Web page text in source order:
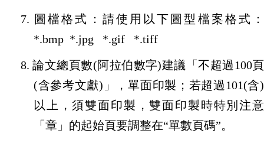
7. 圖檔格式：請使用以下圖型檔案格式：
*.bmp *.jpg *.gif *.tiff
8.論文總頁數(阿拉伯數字)建議「不超過100頁
(含參考文獻) 」，單面印製；若超過101(含)
以上，須雙面印製，雙面印製時特別注意
「章」的起始頁要調整在“單數頁碼”。